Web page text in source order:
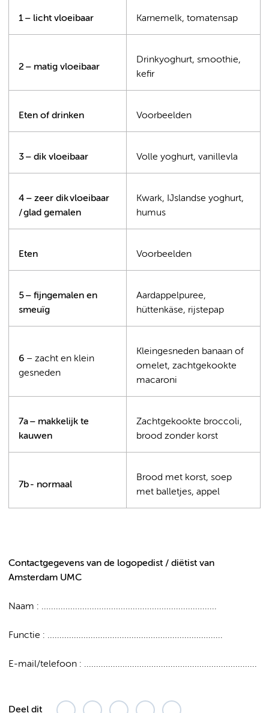
1 – licht vloeibaar Karnemelk, tomatensap
2 – matig vloeibaar
Drinkyoghurt, smoothie,
kefir
Eten of drinken Voorbeelden
3 – dik vloeibaar Volle yoghurt, vanillevla
4 – zeer dik vloeibaar
/ glad gemalen
Kwark, IJslandse yoghurt,
humus
Eten Voorbeelden
5 – fijngemalen en
smeuïg
Aardappelpuree,
hüttenkäse, rijstepap
6 – zacht en klein
gesneden
Kleingesneden banaan of
omelet, zachtgekookte
macaroni
7a – makkelijk te
kauwen
Zachtgekookte broccoli,
brood zonder korst
7b - normaal
Brood met korst, soep
met balletjes, appel
Contactgegevens van de logopedist / diëtist van
Amsterdam UMC
Naam : .........................................................................
Functie : .........................................................................
E-mail/telefoon : ........................................................................
Deel dit